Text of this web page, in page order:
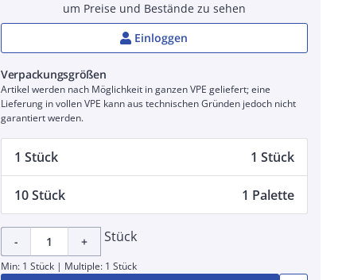
um Preise und Bestände zu sehen
Einloggen
Verpackungsgrößen
Artikel werden nach Möglichkeit in ganzen VPE geliefert; eine
Lieferung in vollen VPE kann aus technischen Gründen jedoch nicht
garantiert werden.
1 Stück 1 Stück
10 Stück 1 Palette
- + Stück
Min: 1 Stück | Multiple: 1 Stück